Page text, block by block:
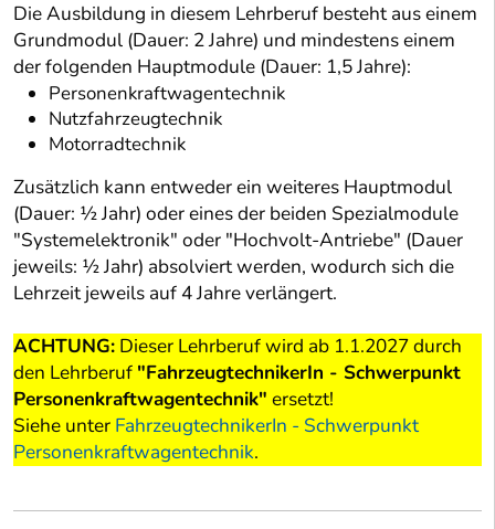
Die Ausbildung in diesem Lehrberuf besteht aus einem
Grundmodul (Dauer: 2 Jahre) und mindestens einem
der folgenden Hauptmodule (Dauer: 1,5 Jahre):
Personenkraftwagentechnik
Nutzfahrzeugtechnik
Motorradtechnik
Zusätzlich kann entweder ein weiteres Hauptmodul
(Dauer: ½ Jahr) oder eines der beiden Spezialmodule
"Systemelektronik" oder "Hochvolt-Antriebe" (Dauer
jeweils: ½ Jahr) absolviert werden, wodurch sich die
Lehrzeit jeweils auf 4 Jahre verlängert.
ACHTUNG: Dieser Lehrberuf wird ab 1.1.2027 durch
den Lehrberuf "FahrzeugtechnikerIn - Schwerpunkt
Personenkraftwagentechnik" ersetzt!
Siehe unter FahrzeugtechnikerIn - Schwerpunkt
Personenkraftwagentechnik.